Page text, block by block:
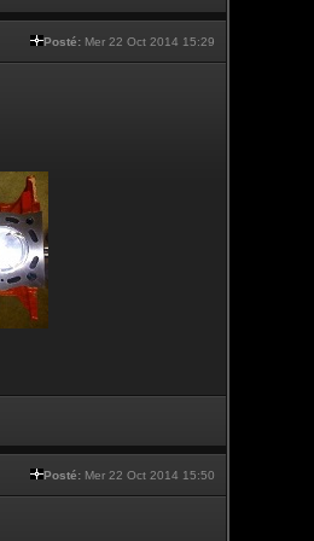
Posté: Mer 22 Oct 2014 15:29
Posté: Mer 22 Oct 2014 15:50